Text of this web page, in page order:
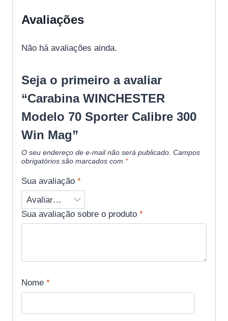
Avaliações
Não há avaliações ainda.
Seja o primeiro a avaliar
“Carabina WINCHESTER
Modelo 70 Sporter Calibre 300
Win Mag”
O seu endereço de e-mail não será publicado. Campos
obrigatórios são marcados com *
Sua avaliação *
Sua avaliação sobre o produto *
Nome *